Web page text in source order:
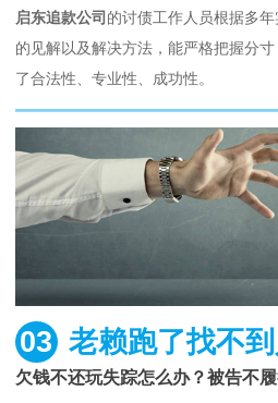
启东追款公司 的讨债工作人员根据多
的见解以及解决方法，能严格把握分
了合法性、专业性、成功性。
03 老赖跑了找不
欠钱不还玩失踪怎么办？被告不